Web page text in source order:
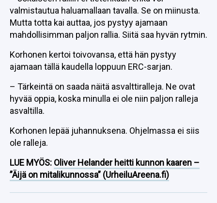
valmistautua haluamallaan tavalla. Se on miinusta.
Mutta totta kai auttaa, jos pystyy ajamaan
mahdollisimman paljon rallia. Siitä saa hyvän rytmin.
Korhonen kertoi toivovansa, että hän pystyy
ajamaan tällä kaudella loppuun ERC-sarjan.
– Tärkeintä on saada näitä asvalttiralleja. Ne ovat
hyvää oppia, koska minulla ei ole niin paljon ralleja
asvaltilla.
Korhonen lepää juhannuksena. Ohjelmassa ei siis
ole ralleja.
LUE MYÖS: Oliver Helander heitti kunnon kaaren –
”Äijä on mitalikunnossa” (UrheiluAreena.fi)